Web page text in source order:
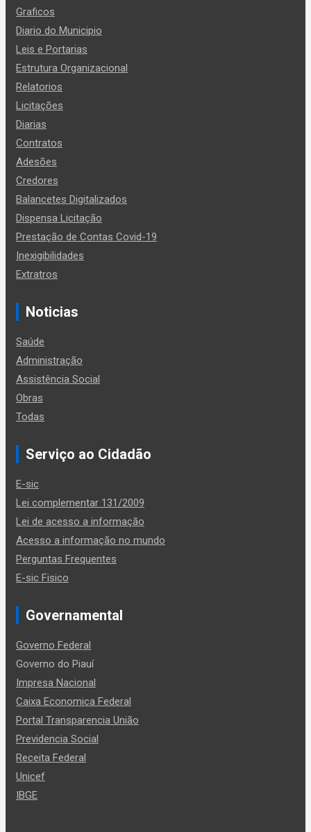
Graficos
Diario do Municipio
Leis e Portarias
Estrutura Organizacional
Relatorios
Licitações
Diarias
Contratos
Adesões
Credores
Balancetes Digitalizados
Dispensa Licitação
Prestação de Contas Covid-19
Inexigibilidades
Extratros
Noticias
Saúde
Administração
Assistência Social
Obras
Todas
Serviço ao Cidadão
E-sic
Lei complementar 131/2009
Lei de acesso a informação
Acesso a informação no mundo
Perguntas Frequentes
E-sic Fisico
Governamental
Governo Federal
Governo do Piauí
Impresa Nacional
Caixa Economica Federal
Portal Transparencia União
Previdencia Social
Receita Federal
Unicef
IBGE